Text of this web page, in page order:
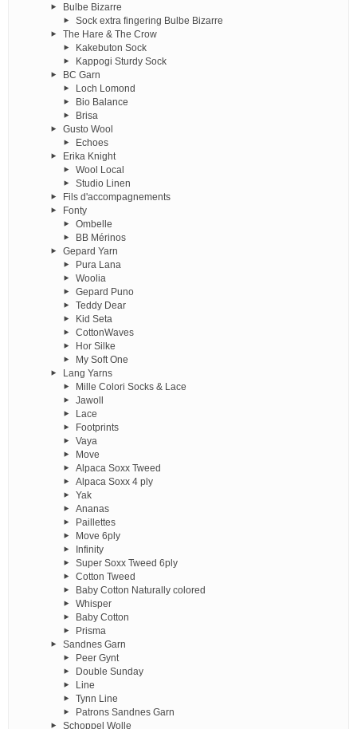
Bulbe Bizarre
Sock extra fingering Bulbe Bizarre
The Hare & The Crow
Kakebuton Sock
Kappogi Sturdy Sock
BC Garn
Loch Lomond
Bio Balance
Brisa
Gusto Wool
Echoes
Erika Knight
Wool Local
Studio Linen
Fils d'accompagnements
Fonty
Ombelle
BB Mérinos
Gepard Yarn
Pura Lana
Woolia
Gepard Puno
Teddy Dear
Kid Seta
CottonWaves
Hor Silke
My Soft One
Lang Yarns
Mille Colori Socks & Lace
Jawoll
Lace
Footprints
Vaya
Move
Alpaca Soxx Tweed
Alpaca Soxx 4 ply
Yak
Ananas
Paillettes
Move 6ply
Infinity
Super Soxx Tweed 6ply
Cotton Tweed
Baby Cotton Naturally colored
Whisper
Baby Cotton
Prisma
Sandnes Garn
Peer Gynt
Double Sunday
Line
Tynn Line
Patrons Sandnes Garn
Schoppel Wolle